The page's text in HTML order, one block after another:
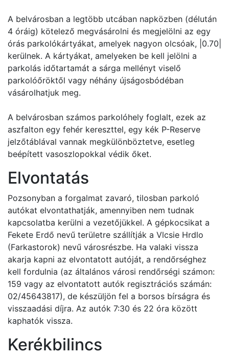
A belvárosban a legtöbb utcában napközben (délután
4 óráig) kötelező megvásárolni és megjelölni az egy
órás parkolókártyákat, amelyek nagyon olcsóak, |0.70|
kerülnek. A kártyákat, amelyeken be kell jelölni a
parkolás időtartamát a sárga mellényt viselő
parkolóőröktől vagy néhány újságosbódéban
vásárolhatjuk meg.
A belvárosban számos parkolóhely foglalt, ezek az
aszfalton egy fehér kereszttel, egy kék P-Reserve
jelzőtáblával vannak megkülönböztetve, esetleg
beépített vasoszlopokkal védik őket.
Elvontatás
Pozsonyban a forgalmat zavaró, tilosban parkoló
autókat elvontathatják, amennyiben nem tudnak
kapcsolatba kerülni a vezetőjükkel. A gépkocsikat a
Fekete Erdő nevű területre szállítják a Vlcsie Hrdlo
(Farkastorok) nevű városrészbe. Ha valaki vissza
akarja kapni az elvontatott autóját, a rendőrséghez
kell fordulnia (az általános városi rendőrségi számon:
159 vagy az elvontatott autók regisztrációs számán:
02/45643817), de készüljön fel a borsos bírságra és
visszaadási díjra. Az autók 7:30 és 22 óra között
kaphatók vissza.
Kerékbilincs